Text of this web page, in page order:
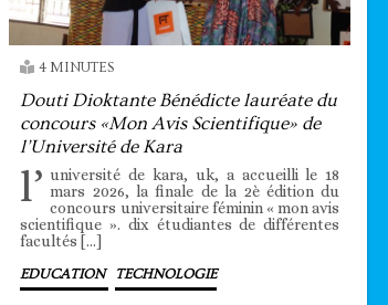
4 MINUTES
Douti Dioktante Bénédicte lauréate du
concours «Mon Avis Scientifique» de
l’Université de Kara
l’ université de kara, uk, a accueilli le 18
mars 2026, la finale de la 2è édition du
concours universitaire féminin « mon avis
scientifique ». dix étudiantes de différentes
facultés […]
EDUCATION TECHNOLOGIE